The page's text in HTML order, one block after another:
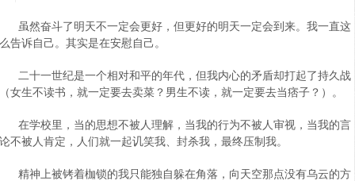
虽然奋斗了明天不一定会更好，但更好的明天一定会到来。我一直这
么告诉自己。其实是在安慰自己。
二十一世纪是一个相对和平的年代，但我内心的矛盾却打起了持久战
（女生不读书，就一定要去卖菜？男生不读，就一定要去当痞子？）。
在学校里，当的思想不被人理解，当我的行为不被人审视，当我的言
论不被人肯定，人们就一起讥笑我、封杀我，最终压制我。
精神上被铐着枷锁的我只能独自躲在角落，向天空那点没有乌云的方